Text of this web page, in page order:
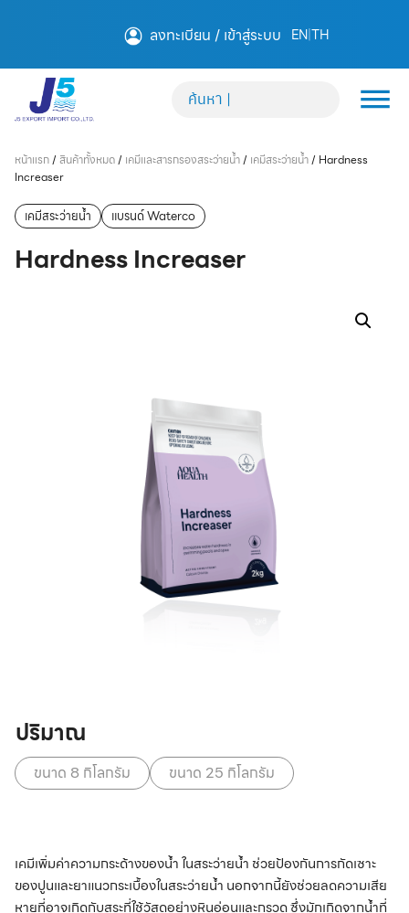
ลงทะเบียน / เข้าสู่ระบบ EN|TH
หน้าแรก/ สินค้าทั้งหมด/ เคมีและสารกรองสระว่ายน้ำ/ เคมีสระว่ายน้ำ/ Hardness
Increaser
เคมีสระว่ายน้ำ แบรนด์ Waterco
Hardness Increaser
ปริมาณ
ขนาด 8 กิโลกรัม ขนาด 25 กิโลกรัม
เคมีเพิ่มค่าความกระด้างของน้ำ ในสระว่ายน้ำ ช่วยป้องกันการกัดเซาะ
ของปูนและยาแนวกระเบื้องในสระว่ายน้ำ นอกจากนี้ยังช่วยลดความเสีย
หายที่อาจเกิดกับสระที่ใช้วัสดุอย่างหินอ่อนและกรวด ซึ่งมักเกิดจากน้ำที่